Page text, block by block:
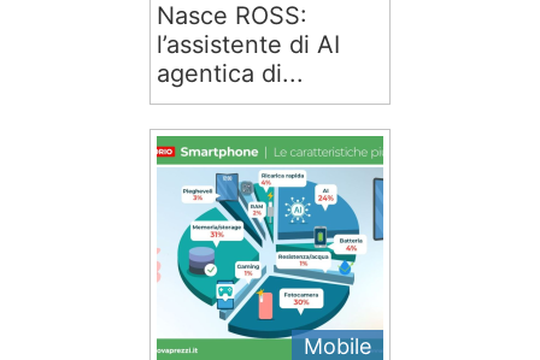
Nasce ROSS:
l’assistente di AI
agentica di...
Mobile